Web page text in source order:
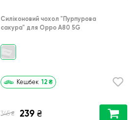
Силіконовий чохол "Пурпурова
сакура" для Oppo A80 5G
Кешбек 12 ₴
345 ₴ 239 ₴